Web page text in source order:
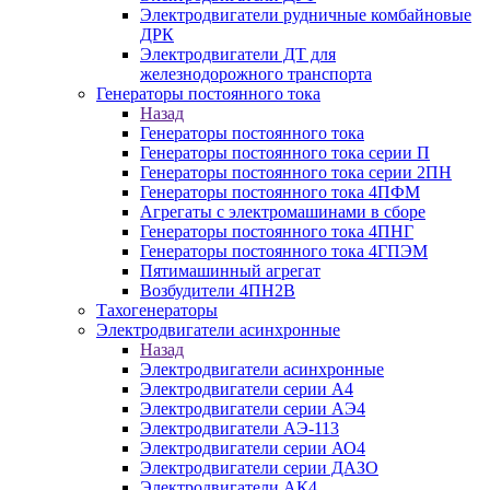
Электродвигатели рудничные комбайновые
ДРК
Электродвигатели ДТ для
железнодорожного транспорта
Генераторы постоянного тока
Назад
Генераторы постоянного тока
Генераторы постоянного тока серии П
Генераторы постоянного тока серии 2ПН
Генераторы постоянного тока 4ПФМ
Агрегаты с электромашинами в сборе
Генераторы постоянного тока 4ПНГ
Генераторы постоянного тока 4ГПЭМ
Пятимашинный агрегат
Возбудители 4ПН2В
Тахогенераторы
Электродвигатели асинхронные
Назад
Электродвигатели асинхронные
Электродвигатели серии А4
Электродвигатели серии АЭ4
Электродвигатели АЭ-113
Электродвигатели серии АО4
Электродвигатели серии ДАЗО